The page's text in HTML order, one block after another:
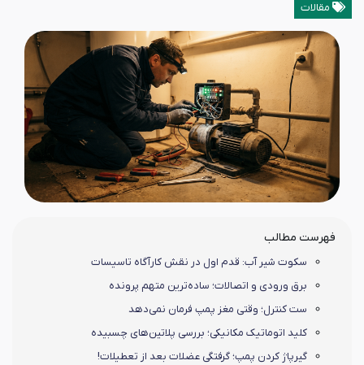
مقالات
فهرست مطالب
سکوت شیر آب: قدم اول در نقش کارآگاه تاسیسات
برق ورودی و اتصالات؛ ساده‌ترین متهم پرونده
ست کنترل؛ وقتی مغز پمپ فرمان نمی‌دهد
کلید اتوماتیک مکانیکی؛ بررسی پلاتین‌های چسبیده
گیرپاژ کردن پمپ؛ گرفتگی عضلات بعد از تعطیلات!